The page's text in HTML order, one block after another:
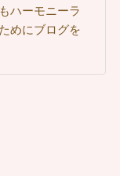
ハーモニーラ
めにブログを